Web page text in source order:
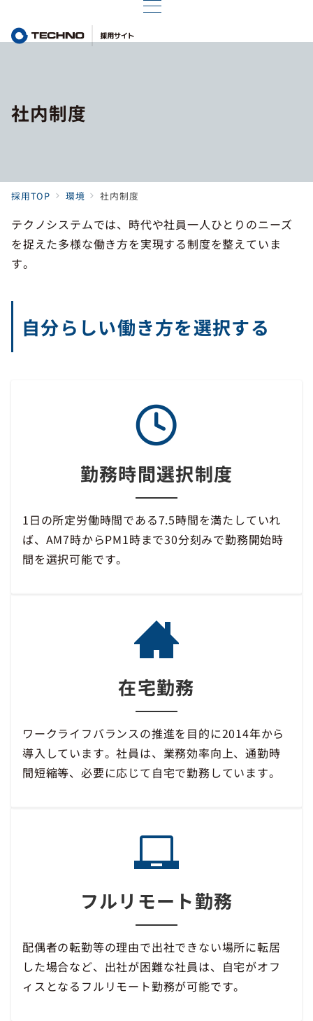
社内制度
採用TOP 環境 社内制度
テクノシステムでは、時代や社員一人ひとりのニーズ
を捉えた多様な働き方を実現する制度を整えていま
す。
自分らしい働き方を選択する
勤務時間選択制度
1日の所定労働時間である7.5時間を満たしていれ
ば、AM7時からPM1時まで30分刻みで勤務開始時
間を選択可能です。
在宅勤務
ワークライフバランスの推進を目的に2014年から
導入しています。社員は、業務効率向上、通勤時
間短縮等、必要に応じて自宅で勤務しています。
フルリモート勤務
配偶者の転勤等の理由で出社できない場所に転居
した場合など、出社が困難な社員は、自宅がオフ
ィスとなるフルリモート勤務が可能です。